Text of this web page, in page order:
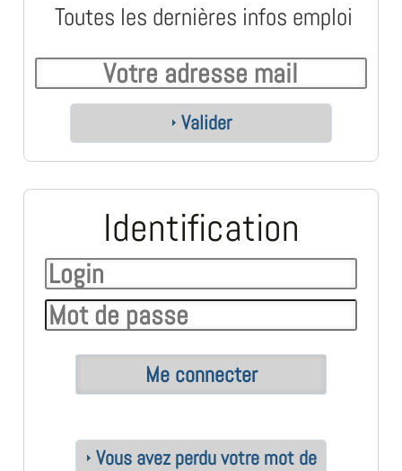
Toutes les dernières infos emploi
Valider
Identification
Vous avez perdu votre mot de